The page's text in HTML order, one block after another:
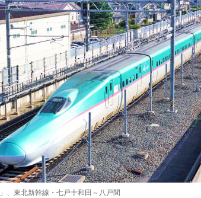
、東北新幹線・七戸十和田～八戸間